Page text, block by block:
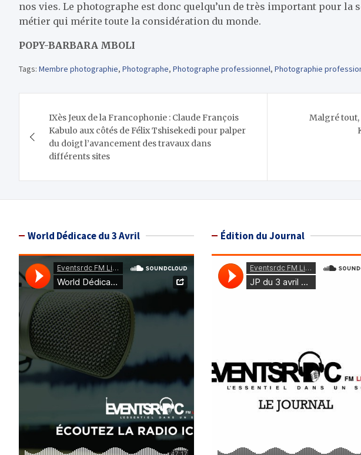
nos vies. Le photographe est donc quelqu’un de très important pour la
métier qui mérite toute la considération du monde.
POPY-BARBARA MBOLI
Tags: Membre photographie, Photographe, Photographe professionnel, Photographie
de
l’article
IXès Jeux de la Francophonie : Claude François
Kabulo aux côtés de Félix Tshisekedi pour palper
du doigt l’avancement des travaux dans
différents sites
Malgré tout,
World Dédicace du 3 Avril Édition du Journal